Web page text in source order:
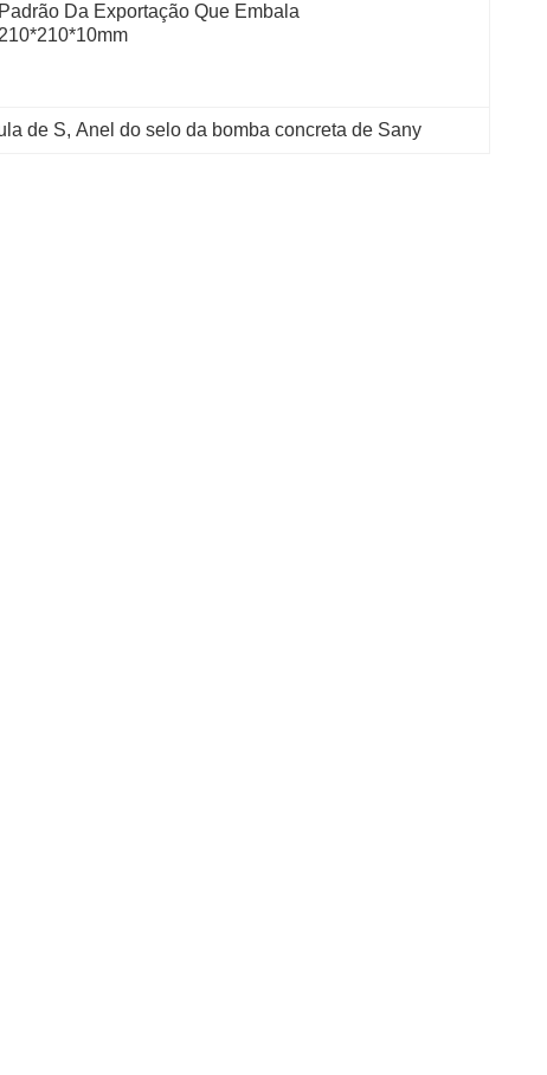
Padrão Da Exportação Que Embala
210*210*10mm
de S, Anel do selo da bomba concreta de Sany